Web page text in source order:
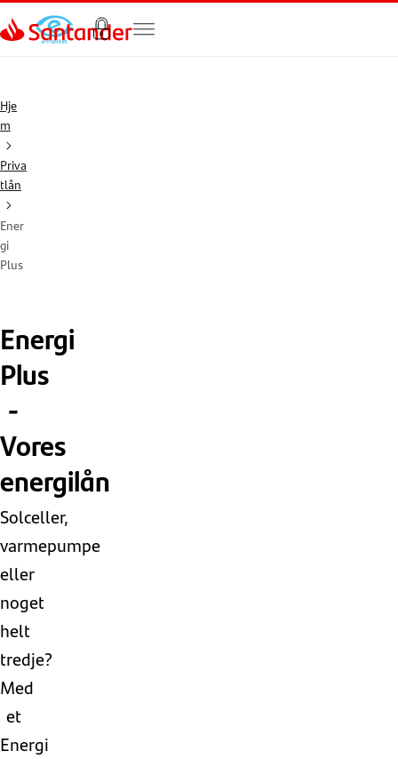
Gå til hovedindholdet
Hje
m
Priva
tlån
Ener
gi
Plus
Energi
Plus
-
Vores
energilån
Solceller,
varmepumpe
eller
noget
helt
tredje?
Med
et
Energi